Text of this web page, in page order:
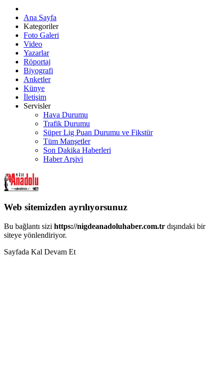
Ana Sayfa
Kategoriler
Foto Galeri
Video
Yazarlar
Röportaj
Biyografi
Anketler
Künye
İletişim
Servisler
Hava Durumu
Trafik Durumu
Süper Lig Puan Durumu ve Fikstür
Tüm Manşetler
Son Dakika Haberleri
Haber Arşivi
Web sitemizden ayrılıyorsunuz
Bu bağlantı sizi https://nigdeanadoluhaber.com.tr dışındaki bir
siteye yönlendiriyor.
Sayfada Kal Devam Et